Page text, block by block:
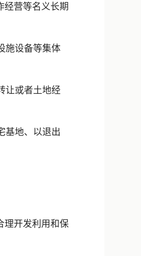
营等名义长期
施设备等集体
让或者土地经
基地、以退出
理开发利用和保